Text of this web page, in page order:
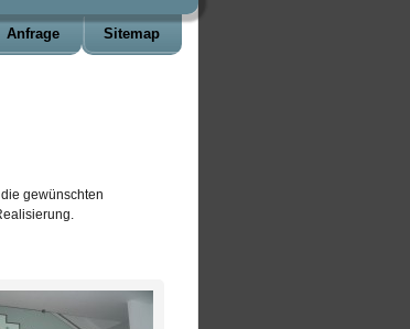
Anfrage Sitemap
gewünschten